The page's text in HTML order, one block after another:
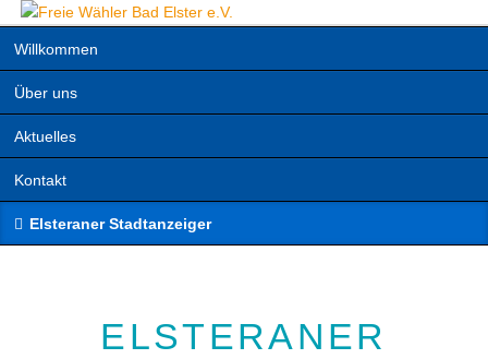
Willkommen
Über uns
Aktuelles
Kontakt
Elsteraner Stadtanzeiger
ELSTERANER